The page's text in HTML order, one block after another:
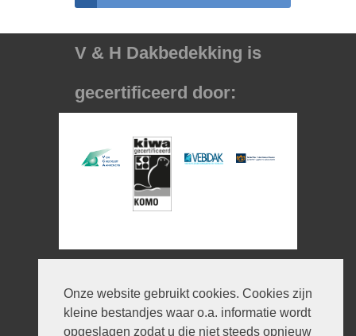
Onze website gebruikt cookies. Cookies zijn
kleine bestandjes waar o.a. informatie wordt
opgeslagen zodat u die niet steeds opnieuw
V & H Dakbedekking is
gecertificeerd door:
© 2026 V en H Dakbedekking
Ontwerp:iWould Design